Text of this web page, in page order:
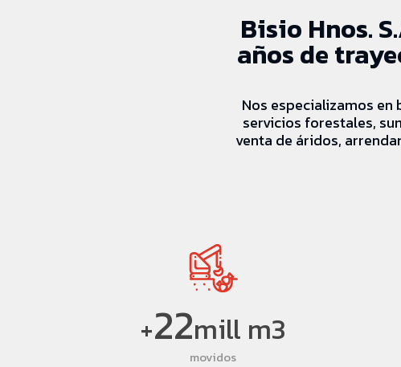
Bisio Hnos.
años de
Nos especializamos
servicios forestales,
venta de áridos,
+22mill m3
movidos